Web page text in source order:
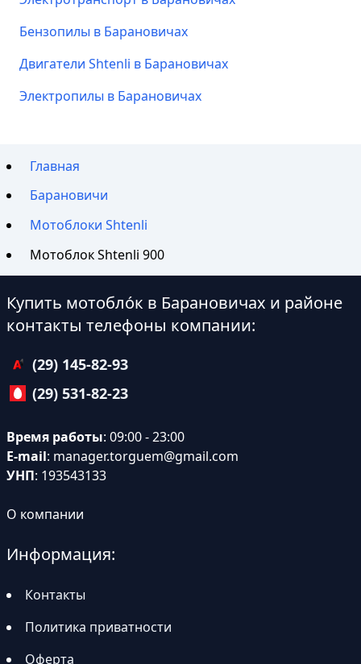
Бензопилы в Барановичах
Двигатели Shtenli в Барановичах
Электропилы в Барановичах
Главная
Барановичи
Мотоблоки Shtenli
Мотоблок Shtenli 900
Купить мотобло́к в Барановичах и районе
контакты телефоны компании:
(29) 145-82-93
(29) 531-82-23
Время работы: 09:00 - 23:00
E-mail: manager.torguem@gmail.com
УНП: 193543133
О компании
Информация:
Контакты
Политика приватности
Оферта